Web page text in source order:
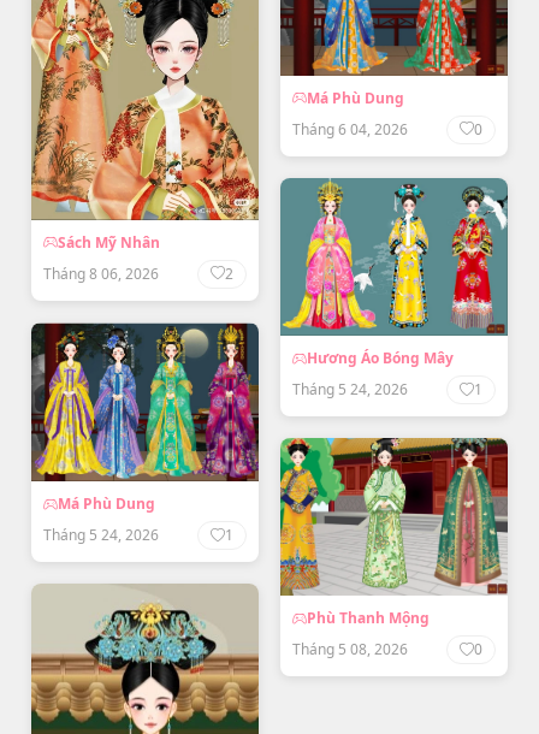
Sách Mỹ Nhân
Tháng 8 06, 2026
2
Má Phù Dung
Tháng 6 04, 2026
0
Hương Áo Bóng Mây
Tháng 5 24, 2026
1
Má Phù Dung
Tháng 5 24, 2026
1
Phù Thanh Mộng
Tháng 5 08, 2026
0